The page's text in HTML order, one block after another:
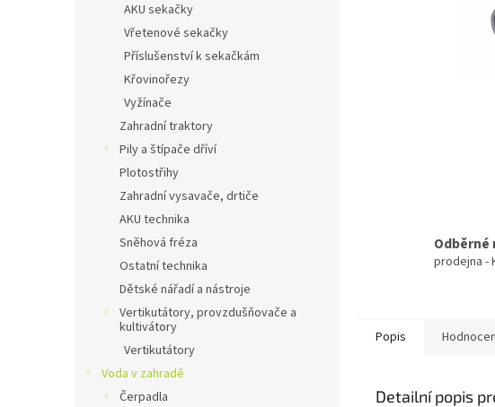
AKU sekačky
Vřetenové sekačky
Příslušenství k sekačkám
Křovinořezy
Vyžínače
Zahradní traktory
Pily a štípače dříví
Plotostřihy
Zahradní vysavače, drtiče
AKU technika
Sněhová fréza
Ostatní technika
Dětské nářadí a nástroje
Vertikutátory, provzdušňovače a
kultivátory
Vertikutátory
Voda v zahradě
Čerpadla
Odběrné
prodejna -
Popis
Detailní popis